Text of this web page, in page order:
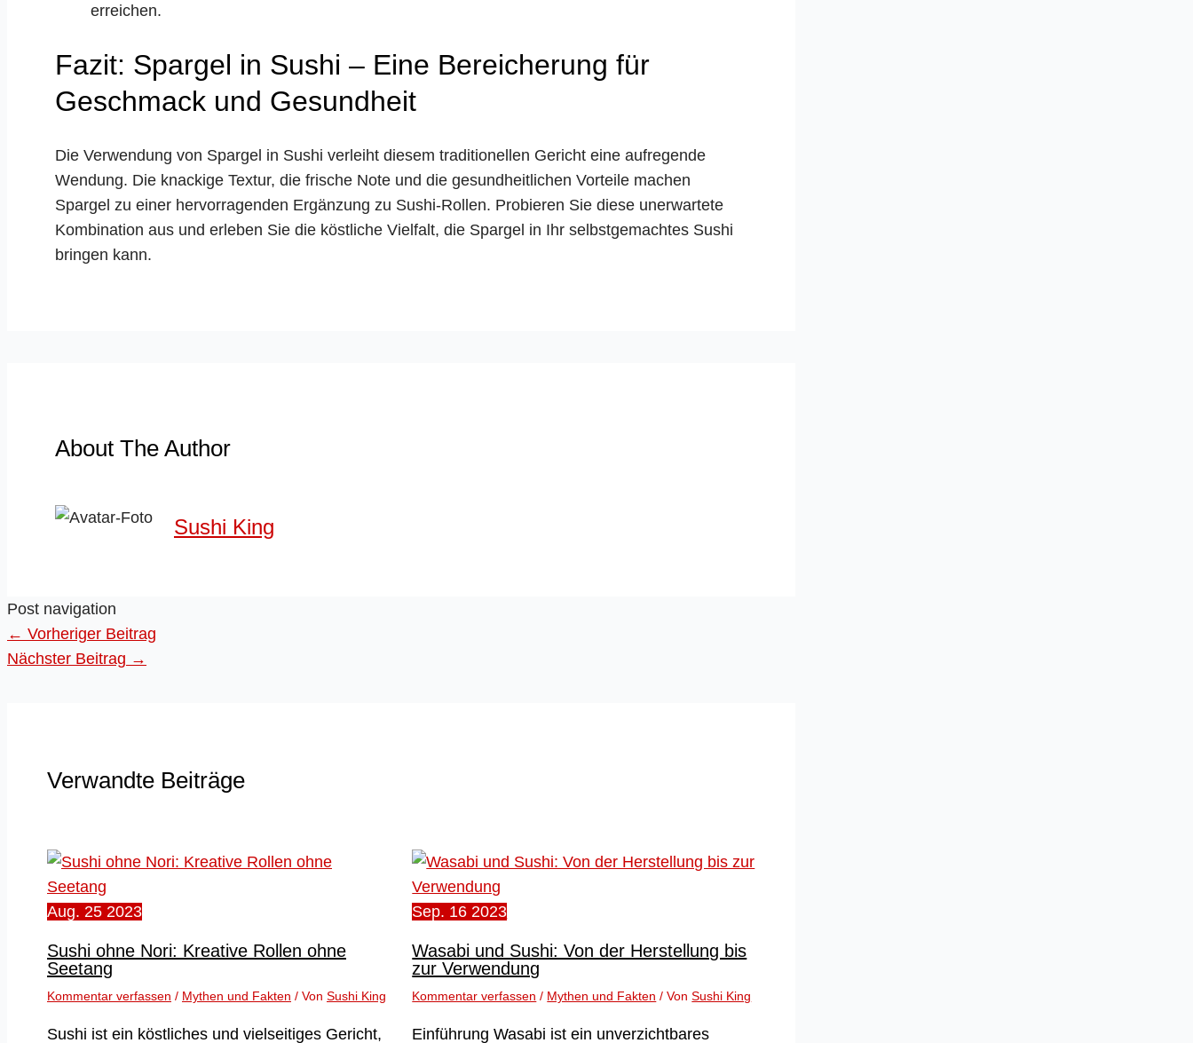
erreichen.
Fazit: Spargel in Sushi – Eine Bereicherung für
Geschmack und Gesundheit
Die Verwendung von Spargel in Sushi verleiht diesem traditionellen Gericht eine aufregende
Wendung. Die knackige Textur, die frische Note und die gesundheitlichen Vorteile machen
Spargel zu einer hervorragenden Ergänzung zu Sushi-Rollen. Probieren Sie diese unerwartete
Kombination aus und erleben Sie die köstliche Vielfalt, die Spargel in Ihr selbstgemachtes Sushi
bringen kann.
About The Author
Sushi King
Post navigation
← Vorheriger Beitrag
Nächster Beitrag →
Verwandte Beiträge
Aug. 25 2023
Sushi ohne Nori: Kreative Rollen ohne
Seetang
Kommentar verfassen / Mythen und Fakten / Von Sushi King
Sushi ist ein köstliches und vielseitiges Gericht,
Sep. 16 2023
Wasabi und Sushi: Von der Herstellung bis
zur Verwendung
Kommentar verfassen / Mythen und Fakten / VonSushi King
Einführung Wasabi ist ein unverzichtbares